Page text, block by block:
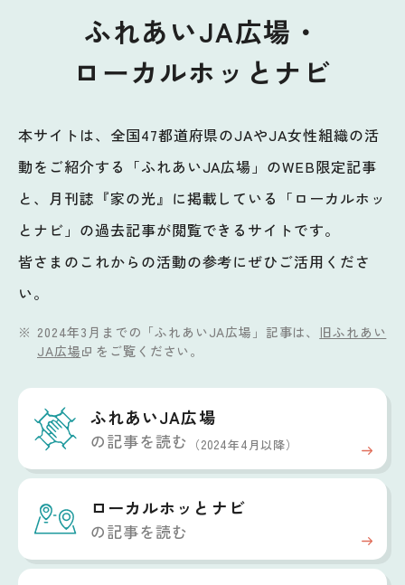
ふれあいJA広場・
ローカルホッとナビ
本サイトは、全国47都道府県のJAやJA女性組織の活
動をご紹介する「ふれあいJA広場」のWEB限定記事
と、月刊誌『家の光』に掲載している「ローカルホッ
とナビ」の過去記事が閲覧できるサイトです。
皆さまのこれからの活動の参考にぜひご活用くださ
い。
2024年3月までの「ふれあいJA広場」記事は、 旧ふれあい
JA広場
をご覧ください。
ふれあいJA広場
の記事を読む （2024年4月以降）
ローカルホッと ナビ
の記事を読む